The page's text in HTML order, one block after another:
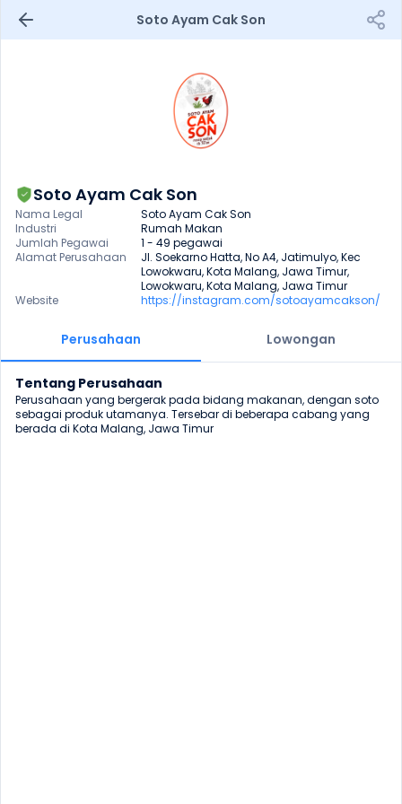
Soto Ayam Cak Son
Soto Ayam Cak Son
Nama Legal
Soto Ayam Cak Son
Industri
Rumah Makan
Jumlah Pegawai
1 - 49 pegawai
Alamat Perusahaan
Jl. Soekarno Hatta, No A4, Jatimulyo, Kec
Lowokwaru, Kota Malang, Jawa Timur,
Lowokwaru, Kota Malang, Jawa Timur
Website
https://instagram.com/sotoayamcakson/
Perusahaan Lowongan
Tentang Perusahaan
Perusahaan yang bergerak pada bidang makanan, dengan soto
sebagai produk utamanya. Tersebar di beberapa cabang yang
berada di Kota Malang, Jawa Timur